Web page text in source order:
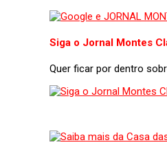
Siga o Jornal Montes
Quer ficar por dentro